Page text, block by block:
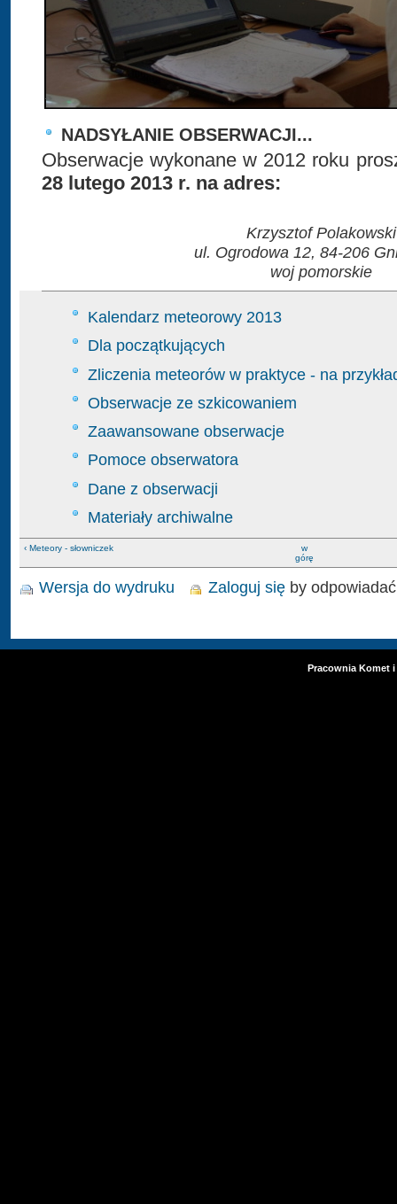
NADSYŁANIE OBSERWACJI...
Obserwacje wykonane w 2012 roku
28 lutego 2013 r. na adres:
Krzysztof Polakowski
ul. Ogrodowa 12, 84-206
woj pomorskie
Kalendarz meteorowy 2013
Dla początkujących
Zliczenia meteorów w praktyce - na
Obserwacje ze szkicowaniem
Zaawansowane obserwacje
Pomoce obserwatora
Dane z obserwacji
Materiały archiwalne
‹ Meteory - słowniczek
w
górę
Wersja do wydruku Zaloguj się by odpowiadać
Pracownia Komet